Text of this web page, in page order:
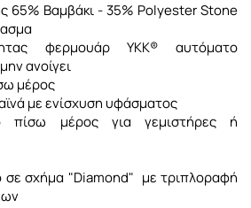
65% Βαμβάκι - 35% Polyester Stone
φερμουάρ YKK® αυτόματο
ανοίγει
μέρος
με ενίσχυση υφάσματος
μέρος για γεμιστήρες ή
σε σχήμα "Diamond" με τριπλοραφή